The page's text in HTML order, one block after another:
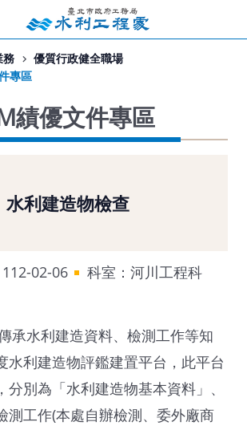
務
優質行政健全職場
專區
績優文件專區
水利建造物檢查
02-06 科室：河川工程科
水利建造資料、檢測工作等知
水利建造物評鑑建置平台，此平台
別為「水利建造物基本資料」、
測工作(本處自辦檢測、委外廠商